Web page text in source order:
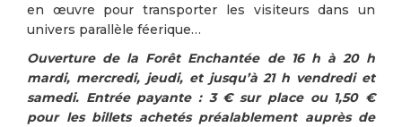
en œuvre pour transporter les visiteurs dans un
univers parallèle féerique…
Ouverture de la Forêt Enchantée de 16 h à 20 h
mardi, mercredi, jeudi, et jusqu’à 21 h vendredi et
samedi. Entrée payante : 3 € sur place ou 1,50 €
pour les billets achetés préalablement auprès de